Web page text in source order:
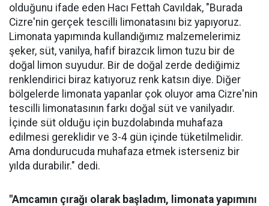
olduğunu ifade eden Hacı Fettah Cavıldak, "Burada
Cizre'nin gerçek tescilli limonatasını biz yapıyoruz.
Limonata yapımında kullandığımız malzemelerimiz
şeker, süt, vanilya, hafif birazcık limon tuzu bir de
doğal limon suyudur. Bir de doğal zerde dediğimiz
renklendirici biraz katıyoruz renk katsın diye. Diğer
bölgelerde limonata yapanlar çok oluyor ama Cizre'nin
tescilli limonatasının farkı doğal süt ve vanilyadır.
İçinde süt olduğu için buzdolabında muhafaza
edilmesi gereklidir ve 3-4 gün içinde tüketilmelidir.
Ama dondurucuda muhafaza etmek isterseniz bir
yılda durabilir." dedi.
"Amcamın çırağı olarak başladım, limonata yapımını